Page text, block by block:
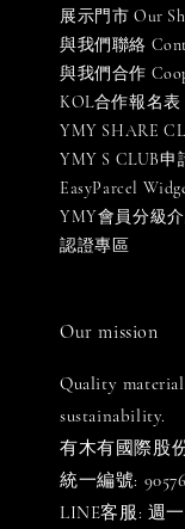
展示門市 Our
與我們聯絡
與我們合作
KOL合作報名表
YMY SHARE
YMY S CLUB申
EasyParcel
YMY會員分級
認證專區
Our mission
Quality
sustainability.
有木有國際股
統一編號:
LINE客服: 週一